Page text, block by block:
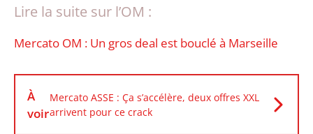
Lire la suite sur l’OM :
Mercato OM : Un gros deal est bouclé à Marseille
À
voir
Mercato ASSE : Ça s’accélère, deux offres XXL
arrivent pour ce crack